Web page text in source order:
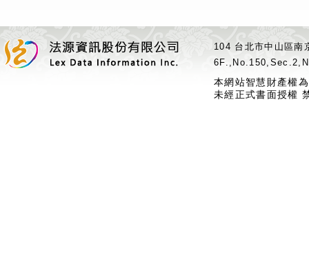
104 台北市中山區
本網站智慧財產權
未經正式書面授權